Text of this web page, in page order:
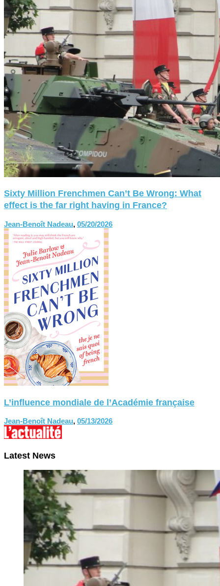
Sixty Million Frenchmen Can’t Be Wrong: What
effect is the far right having in France?
Jean-Benoît Nadeau, 05/20/2026
L’influence mondiale de l’Académie française
Jean-Benoît Nadeau, 05/13/2026
Latest News